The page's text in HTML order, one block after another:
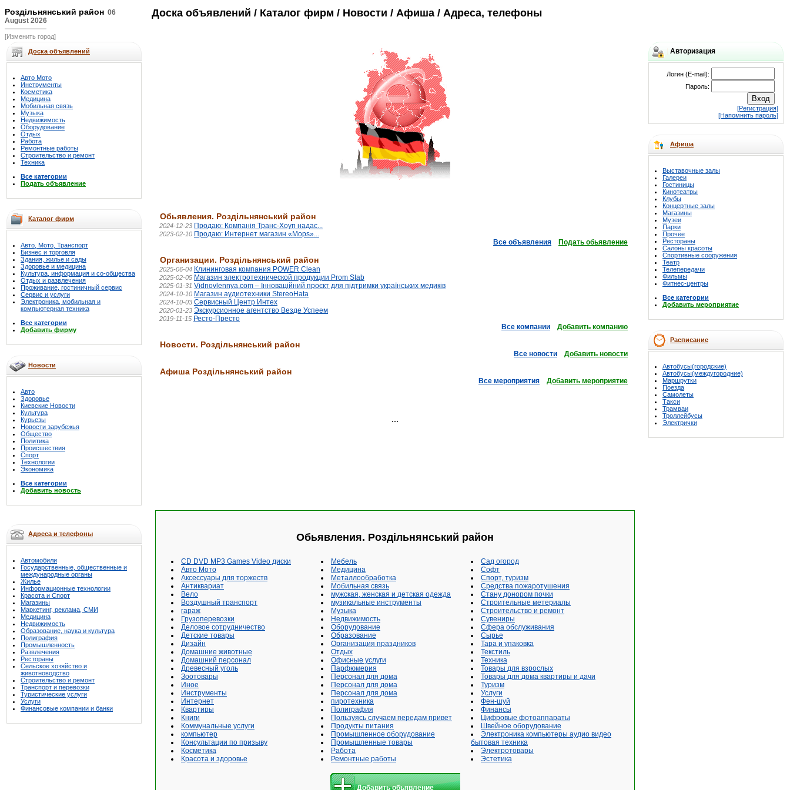
Роздільнянський район 06
August 2026
[Изменить город]
Доска объявлений / Каталог фирм / Новости / Афиша / Адреса, телефоны
Доска объявлений
Авто Мото
Инструменты
Косметика
Медицина
Мобильная связь
Музыка
Недвижимость
Оборудование
Отдых
Работа
Ремонтные работы
Строительство и ремонт
Техника
Все категории
Подать объявление
Каталог фирм
Авто, Мото, Транспорт
Бизнес и торговля
Здания, жилье и сады
Здоровье и медицина
Культура, информация и со-общества
Отдых и развлечения
Проживание, гостиничный сервис
Сервис и услуги
Электроника, мобильная и
компьютерная техника
Все категории
Добавить фирму
Новости
Авто
Здоровье
Киевские Новости
Культура
Курьезы
Новости зарубежья
Общество
Политика
Происшествия
Спорт
Технологии
Экономика
Все категории
Добавить новость
Адреса и телефоны
Автомобили
Государственные, общественные и
международные органы
Жилье
Информационные технологии
Красота и Спорт
Магазины
Маркетинг, реклама, СМИ
Медицина
Недвижимость
Образование, наука и культура
Полиграфия
Промышленность
Развлечения
Рестораны
Сельское хозяйство и
животноводство
Строительство и ремонт
Транспорт и перевозки
Туристические услуги
Услуги
Финансовые компании и банки
Обьявления. Роздільнянський район
2024-12-23 Продаю: Компанія Транс-Хоуп надає...
2023-02-10 Продаю: Интернет магазин «Mops»...
Все объявления
Подать обьявление
Организации. Роздільнянський район
2025-06-04 Клининговая компания POWER Clean
2025-02-05 Магазин электротехнической продукции Prom Stab
2025-01-31 Vidnovlennya.com – Інноваційний проєкт для підтримки українських медиків
2024-10-10 Магазин аудиотехники StereoHata
2024-10-03 Сервисный Центр Интех
2020-01-23 Экскурсионное агентство Везде Успеем
2019-11-15 Ресто-Престо
Все компании
Добавить компанию
Новости. Роздільнянський район
Все новости Добавить новости
Афиша Роздільнянський район
Все мероприятия Добавить мероприятие
Обьявления. Роздільнянський район
CD DVD MP3 Games Video диски
Авто Мото
Аксессуары для торжеств
Антиквариат
Вело
Воздушный транспорт
гараж
Грузоперевозки
Деловое сотрудничество
Детские товары
Дизайн
Домашние животные
Домашний персонал
Древесный уголь
Зоотовары
Иное
Инструменты
Интернет
Квартиры
Книги
Коммунальные услуги
компьютер
Консультации по призыву
Косметика
Красота и здоровье
Мебель
Медицина
Металлообработка
Мобильная связь
мужская, женская и детская одежда
музикальные инструменты
Музыка
Недвижимость
Оборудование
Образование
Организация праздников
Отдых
Офисные услуги
Парфюмерия
Персонал для дома
Персонал для дома
Персонал для дома
пиротехника
Полиграфия
Пользуясь случаем передам привет
Продукты питания
Промышленное оборудование
Промышленные товары
Работа
Ремонтные работы
Сад огород
Софт
Спорт, туризм
Средства пожаротушения
Стану донором почки
Строительные метериалы
Строительство и ремонт
Сувениры
Сфера обслуживания
Сырье
Тара и упаковка
Текстиль
Техника
Товары для взрослых
Товары для дома квартиры и дачи
Туризм
Услуги
Фен-шуй
Финансы
Цифровые фотоаппараты
Швейное оборудование
Электроника компьютеры аудио видео
бытовая техника
Электротовары
Эстетика
Добавить обьявление
Авторизация
Логин (E-mail):
Пароль:
[Регистрация]
[Напомнить пароль]
Афиша
Выставочные залы
Галереи
Гостиницы
Кинотеатры
Клубы
Концертные залы
Магазины
Музеи
Парки
Прочее
Рестораны
Салоны красоты
Спортивные сооружения
Театр
Телепередачи
Фильмы
Фитнес-центры
Все категории
Добавить мероприятие
Расписание
Автобусы(городские)
Автобусы(междугородние)
Маршрутки
Поезда
Самолеты
Такси
Трамваи
Троллейбусы
Электрички